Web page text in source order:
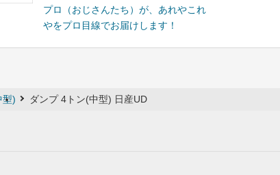
プロ（おじさんたち）が、あれやこれ
やをプロ目線でお届けします！
型) ダンプ 4トン(中型) 日産UD